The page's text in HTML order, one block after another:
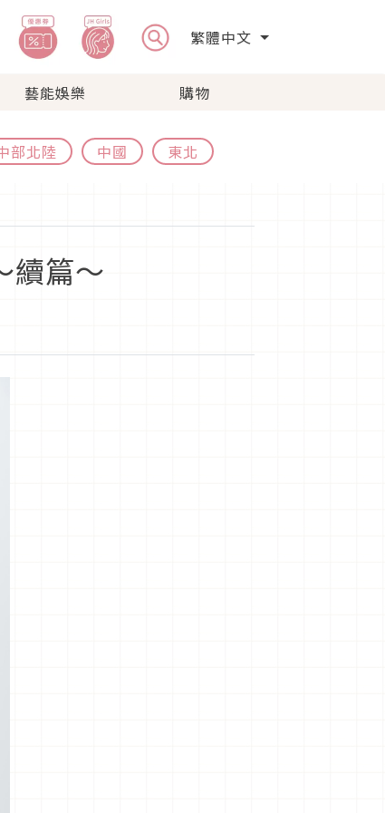
繁體中文
藝能娛樂 購物
部北陸 中國 東北
續篇～